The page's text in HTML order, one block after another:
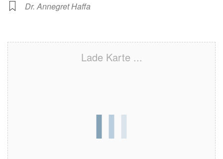
Dr. Annegret Haffa
Lade Karte ...